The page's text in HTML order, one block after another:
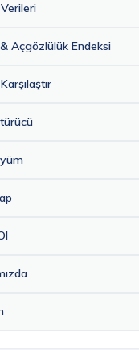
Açgözlülük Endeksi